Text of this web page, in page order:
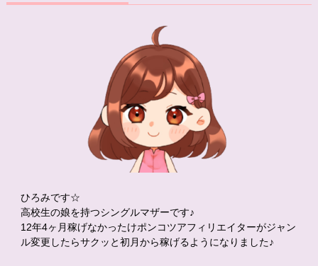
ひろみです☆
高校生の娘を持つシングルマザーです♪
12年4ヶ月稼げなかったけポンコツアフィリエイターがジャン
ル変更したらサクッと初月から稼げるようになりました♪